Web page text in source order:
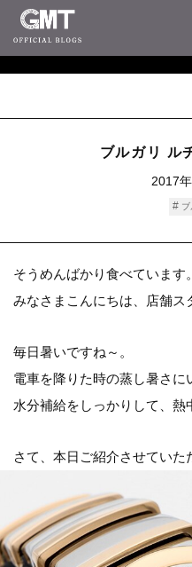
ブルガリ ル
2017
ブ
そうめんばかり食べています。
みなさまこんにちは、店舗ス
毎日暑いですね～。
電車を降りた時の蒸し暑さに
水分補給をしっかりして、熱
さて、本日ご紹介させていた